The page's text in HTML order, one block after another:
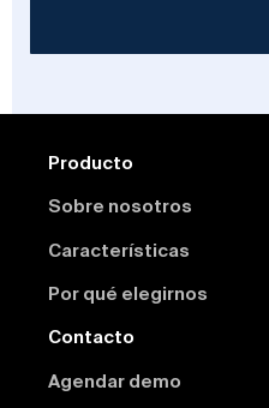
Producto
Sobre nosotros
Características
Por qué elegirnos
Contacto
Agendar demo